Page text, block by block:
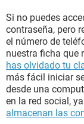
Si no puedes
contraseña, pero
el número de
nuestra ficha que
has olvidado tu
más fácil iniciar
desde una
en la red social,
almacenan las